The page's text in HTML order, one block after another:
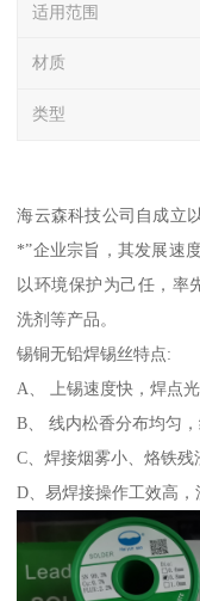
适用范围
材质
类型
海云森科技公司自成立
*”企业宗旨，其发展速
以环境保护为己任，率
洗剂等产品。
锡铜无铅焊锡丝特点:
A、 上锡速度快，焊点
B、 线内松香分布均匀
C、焊接烟雾小、烙铁残
D、易焊接操作工效高，